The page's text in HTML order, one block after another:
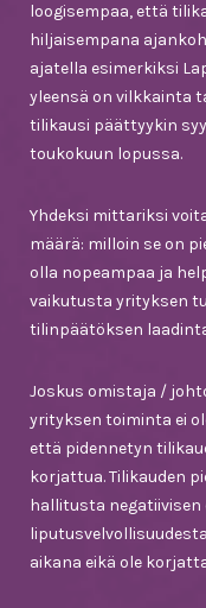
loogisempaa, että
hiljaisempana
ajatella esimerkiksi
yleensä on vilkkainta
tilikausi päättyykin
toukokuun lopussa.
Yhdeksi mittariksi
määrä: milloin se on
olla nopeampaa ja
vaikutusta yrityksen
tilinpäätöksen
Joskus omistaja /
yrityksen toiminta ei
että pidennetyn
korjattua. Tilikauden
hallitusta negatiivisen
aikana eikä ole